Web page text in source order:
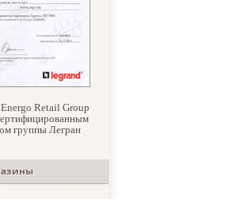
Retail Group
группы Легран